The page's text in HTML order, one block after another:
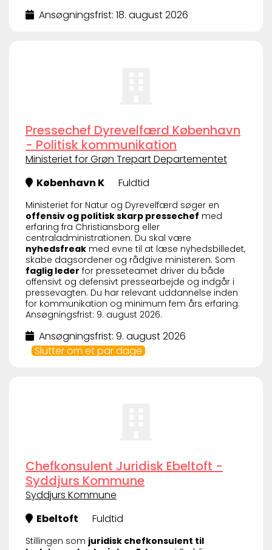
Ansøgningsfrist: 18. august 2026
Pressechef Dyrevelfærd København
- Politisk kommunikation
Ministeriet for Grøn Trepart Departementet
København K
Fuldtid
Ministeriet for Natur og Dyrevelfærd søger en
offensiv og politisk skarp pressechef med
erfaring fra Christiansborg eller
centraladministrationen. Du skal være
nyhedsfreak med evne til at læse nyhedsbilledet,
skabe dagsordener og rådgive ministeren. Som
faglig leder for presseteamet driver du både
offensivt og defensivt pressearbejde og indgår i
pressevagten. Du har relevant uddannelse inden
for kommunikation og minimum fem års erfaring.
Ansøgningsfrist: 9. august 2026.
Ansøgningsfrist: 9. august 2026
Slutter om et par dage
Chefkonsulent Juridisk Ebeltoft -
Syddjurs Kommune
Syddjurs Kommune
Ebeltoft
Fuldtid
Stillingen som juridisk chefkonsulent til